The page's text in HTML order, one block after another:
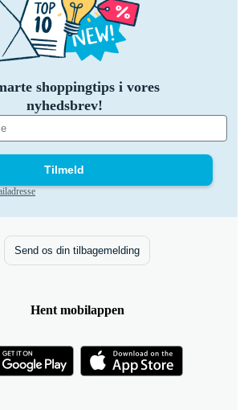
shoppingtips i vores
nyhedsbrev!
Tilmeld
Send os din tilbagemelding
Hent mobilappen